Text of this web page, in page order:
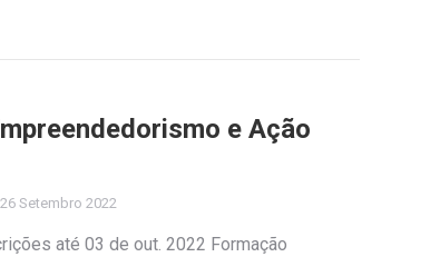
e Ação
26 Setembro 2022
até 03 de out. 2022 Formação